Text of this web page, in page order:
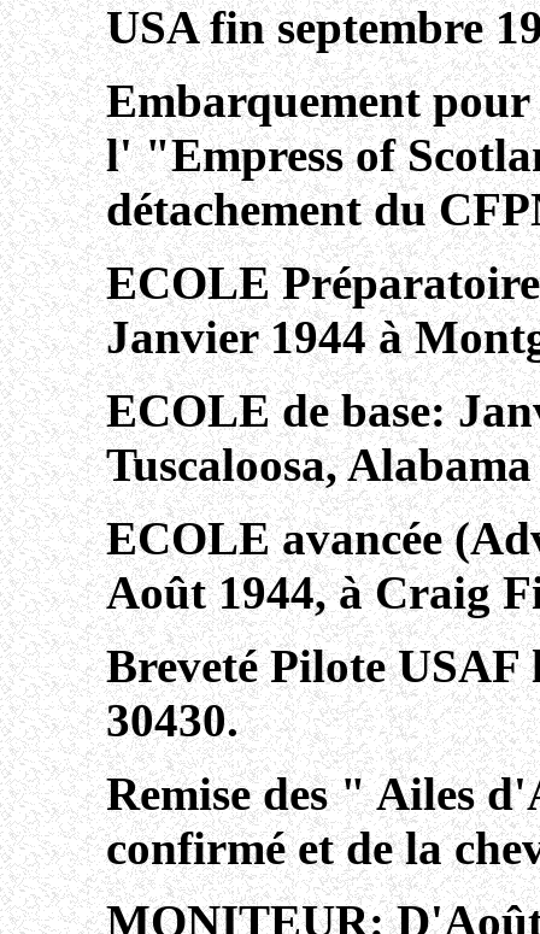
USA fin septembre
Embarquement pour
l' "Empress of
détachement du
ECOLE
Janvier 1944 à
ECOLE de base:
Tuscaloosa,
ECOLE avancée
Août 1944, à Craig
Breveté Pilote USAF
30430.
Remise des " Ailes
confirmé et de la
MONITEUR: D'Août